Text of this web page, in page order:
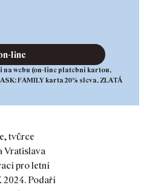
line
webu (on-line platební kartou,
FAMILY karta 20% sleva, ZLATÁ
tvůrce
Vratislava
pro letní
Podaří